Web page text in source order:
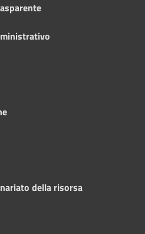
della risorsa